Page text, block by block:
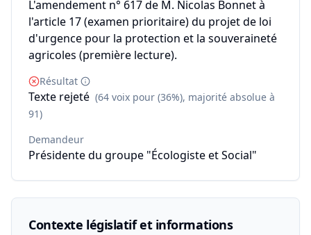
L'amendement n° 617 de M. Nicolas Bonnet à
l'article 17 (examen prioritaire) du projet de loi
d'urgence pour la protection et la souveraineté
agricoles (première lecture).
Résultat
Texte rejeté (64 voix pour (36%), majorité absolue à
91)
Demandeur
Présidente du groupe "Écologiste et Social"
Contexte législatif et informations